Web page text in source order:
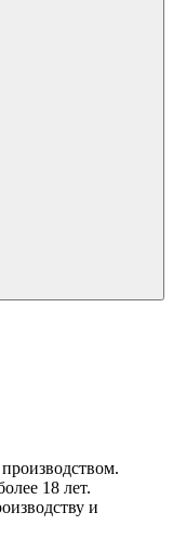
18 лет.
и